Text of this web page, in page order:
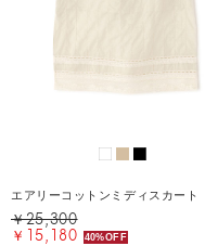
エアリーコットンミディスカート
￥25,300
￥15,180 40%OFF